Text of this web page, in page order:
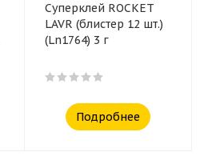
Суперклей ROCKET
LAVR (блистер 12 шт.)
(Ln1764) 3 г
Подробнее